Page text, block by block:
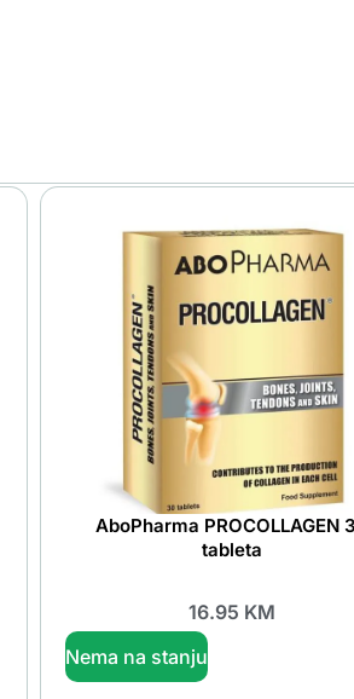
AboPharma PROCOLLAGEN
tableta
16.95 KM
Nema na stanju